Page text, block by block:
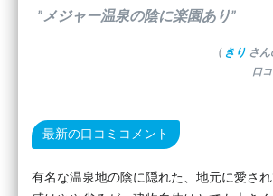
”メジャー温泉の陰に楽園あり”
( きり さ
口
最新の口コミコメント
有名な温泉地の陰に隠れた、地元に愛さ